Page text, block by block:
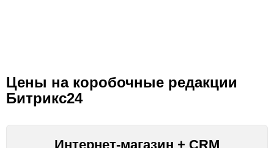
Цены на коробочные редакции
Битрикс24
Интернет-магазин + CRM